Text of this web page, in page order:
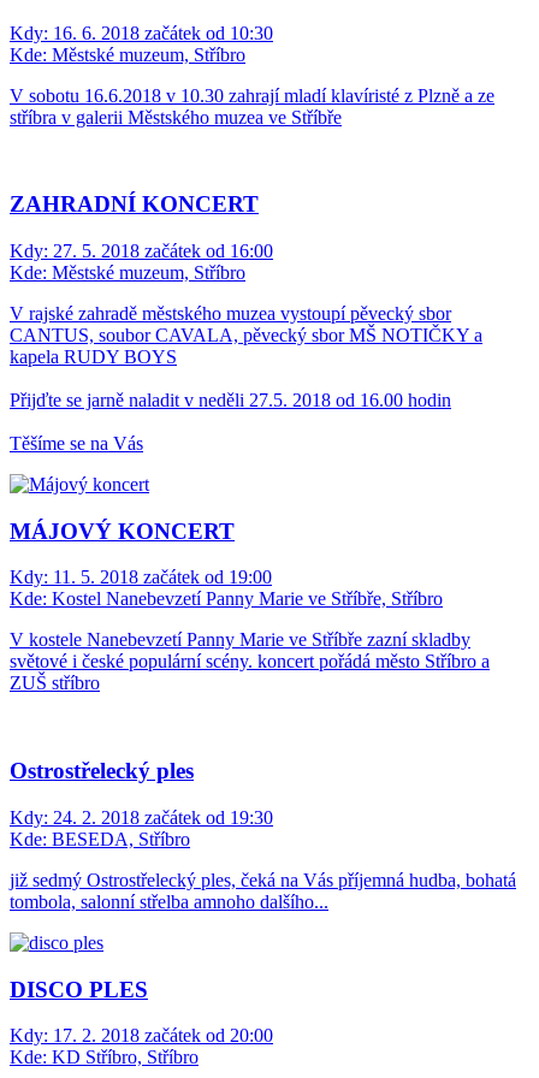
Kdy: 16. 6. 2018 začátek od 10:30
Kde: Městské muzeum, Stříbro
V sobotu 16.6.2018 v 10.30 zahrají mladí klavíristé z Plzně a ze
stříbra v galerii Městského muzea ve Stříbře
ZAHRADNÍ KONCERT
Kdy: 27. 5. 2018 začátek od 16:00
Kde: Městské muzeum, Stříbro
V rajské zahradě městského muzea vystoupí pěvecký sbor
CANTUS, soubor CAVALA, pěvecký sbor MŠ NOTIČKY a
kapela RUDY BOYS
Přijďte se jarně naladit v neděli 27.5. 2018 od 16.00 hodin
Těšíme se na Vás
MÁJOVÝ KONCERT
Kdy: 11. 5. 2018 začátek od 19:00
Kde: Kostel Nanebevzetí Panny Marie ve Stříbře, Stříbro
V kostele Nanebevzetí Panny Marie ve Stříbře zazní skladby
světové i české populární scény. koncert pořádá město Stříbro a
ZUŠ stříbro
Ostrostřelecký ples
Kdy: 24. 2. 2018 začátek od 19:30
Kde: BESEDA, Stříbro
již sedmý Ostrostřelecký ples, čeká na Vás příjemná hudba, bohatá
tombola, salonní střelba amnoho dalšího...
DISCO PLES
Kdy: 17. 2. 2018 začátek od 20:00
Kde: KD Stříbro, Stříbro